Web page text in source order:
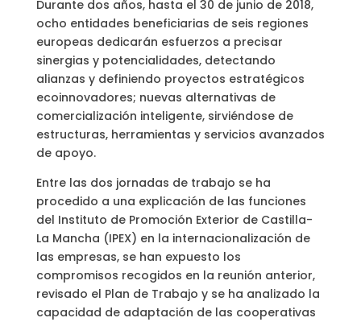
Durante dos años, hasta el 30 de junio de 2018,
ocho entidades beneficiarias de seis regiones
europeas dedicarán esfuerzos a precisar
sinergias y potencialidades, detectando
alianzas y definiendo proyectos estratégicos
ecoinnovadores; nuevas alternativas de
comercialización inteligente, sirviéndose de
estructuras, herramientas y servicios avanzados
de apoyo.
Entre las dos jornadas de trabajo se ha
procedido a una explicación de las funciones
del Instituto de Promoción Exterior de Castilla-
La Mancha (IPEX) en la internacionalización de
las empresas, se han expuesto los
compromisos recogidos en la reunión anterior,
revisado el Plan de Trabajo y se ha analizado la
capacidad de adaptación de las cooperativas